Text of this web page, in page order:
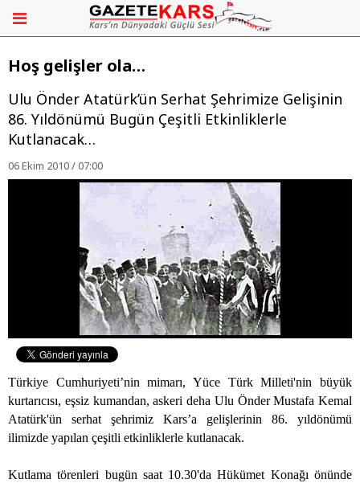
Hoş gelişler ola…
Ulu Önder Atatürk’ün Serhat Şehrimize Gelişinin
86. Yıldönümü Bugün Çeşitli Etkinliklerle
Kutlanacak…
06 Ekim 2010 / 07:00
Türkiye Cumhuriyeti’nin mimarı, Yüce Türk Milleti'nin büyük
kurtarıcısı, eşsiz kumandan, askeri deha Ulu Önder Mustafa Kemal
Atatürk'ün serhat şehrimiz Kars’a gelişlerinin 86. yıldönümü
ilimizde yapılan çeşitli etkinliklerle kutlanacak.
Kutlama törenleri bugün saat 10.30'da Hükümet Konağı önünde